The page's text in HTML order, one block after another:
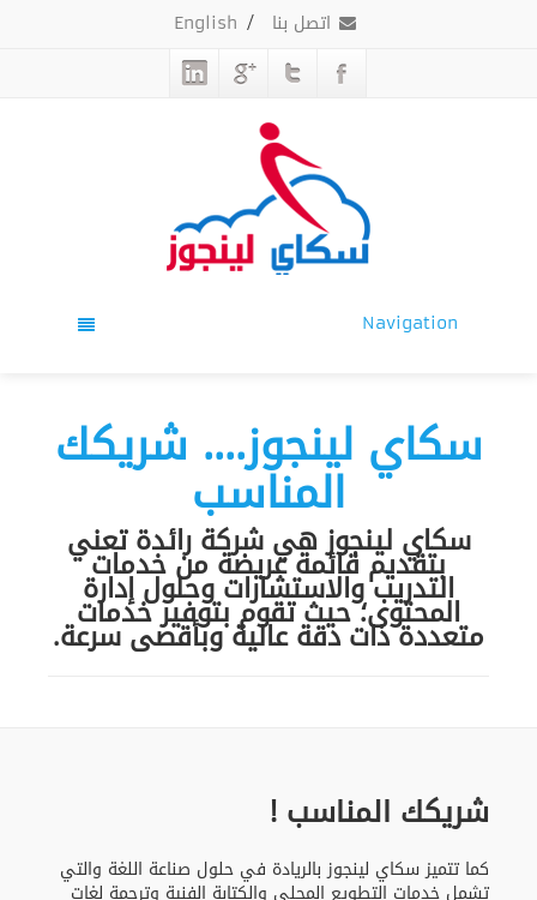
اتصل بنا /
English
Navigation
سكاي لينجوز.... شريكك
المناسب
سكاي لينجوز هي شركة رائدة تعني
بتقديم قائمة عريضة من خدمات
التدريب والاستشارات وحلول إدارة
المحتوى؛ حيث تقوم بتوفير خدمات
متعددة ذات دقة عالية وبأقصى سرعة.
شريكك المناسب !
كما تتميز سكاي لينجوز بالريادة في حلول صناعة اللغة والتي
تشمل خدمات التطويع المحلي والكتابة الفنية وترجمة لغات